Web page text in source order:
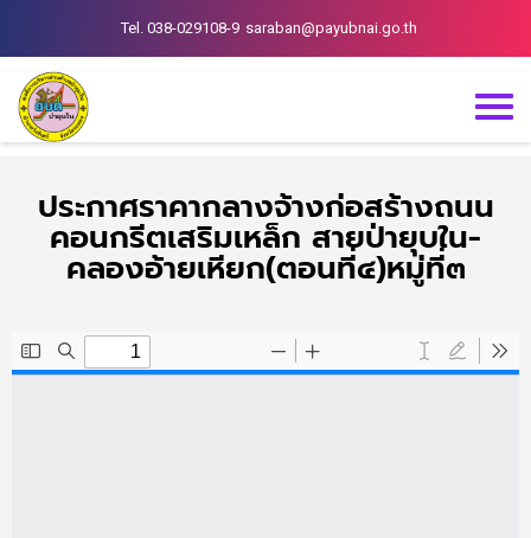
Tel. 038-029108-9 saraban@payubnai.go.th
ประกาศราคากลางจ้างก่อสร้างถนน
คอนกรีตเสริมเหล็ก สายป่ายุบใน-
คลองอ้ายเหียก(ตอนที่๔)หมู่ที่๓